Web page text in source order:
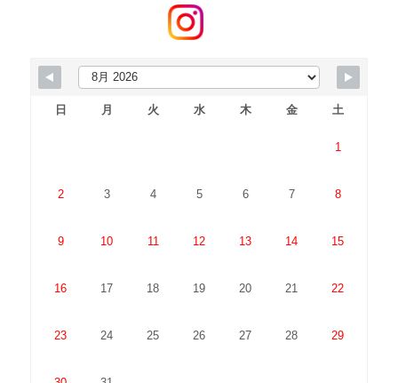
日 月 火 水 木 金 土
1
2 3 4 5 6 7 8
9 10 11 12 13 14 15
16 17 18 19 20 21 22
23 24 25 26 27 28 29